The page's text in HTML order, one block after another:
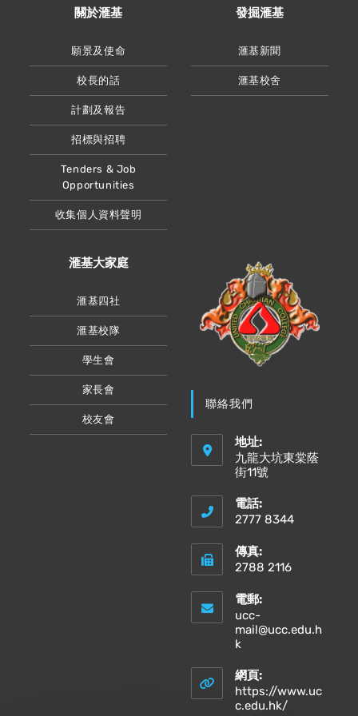
關於滙基
願景及使命
校長的話
計劃及報告
招標與招聘
Tenders & Job
Opportunities
收集個人資料聲明
發掘滙基
滙基新聞
滙基校舍
滙基大家庭
滙基四社
滙基校隊
學生會
家長會
校友會
聯絡我們
地址:
九龍大坑東棠蔭
街11號
電話:
2777 8344
傳真:
2788 2116
電郵:
ucc-
mail@ucc.edu.h
k
your
application
網頁:
https://www.uc
c.edu.hk/Opens